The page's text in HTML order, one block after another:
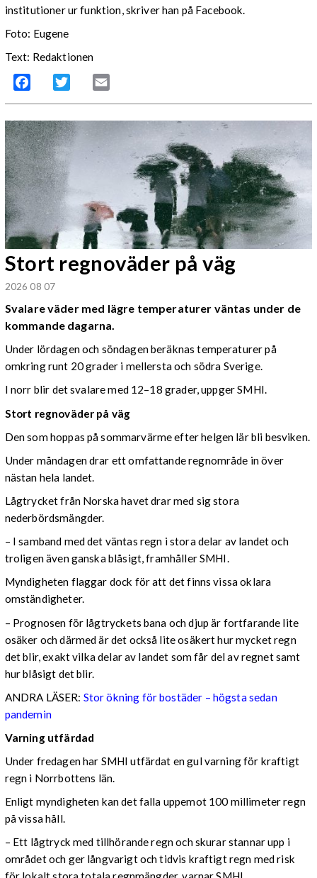
institutioner ur funktion, skriver han på Facebook.
Foto: Eugene
Text: Redaktionen
Facebook Twitter
Stort regnoväder på väg
2026 08 07
Svalare väder med lägre temperaturer väntas under de
kommande dagarna.
Under lördagen och söndagen beräknas temperaturer på
omkring runt 20 grader i mellersta och södra Sverige.
I norr blir det svalare med 12–18 grader, uppger SMHI.
Stort regnoväder på väg
Den som hoppas på sommarvärme efter helgen lär bli besviken.
Under måndagen drar ett omfattande regnområde in över
nästan hela landet.
Lågtrycket från Norska havet drar med sig stora
nederbördsmängder.
– I samband med det väntas regn i stora delar av landet och
troligen även ganska blåsigt, framhåller SMHI.
Myndigheten flaggar dock för att det finns vissa oklara
omständigheter.
– Prognosen för lågtryckets bana och djup är fortfarande lite
osäker och därmed är det också lite osäkert hur mycket regn
det blir, exakt vilka delar av landet som får del av regnet samt
hur blåsigt det blir.
ANDRA LÄSER: Stor ökning för bostäder – högsta sedan
pandemin
Varning utfärdad
Under fredagen har SMHI utfärdat en gul varning för kraftigt
regn i Norrbottens län.
Enligt myndigheten kan det falla uppemot 100 millimeter regn
på vissa håll.
– Ett lågtryck med tillhörande regn och skurar stannar upp i
området och ger långvarigt och tidvis kraftigt regn med risk